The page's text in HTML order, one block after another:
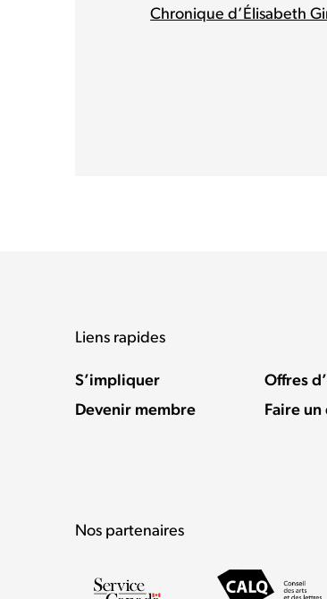
Chronique d’Élisabeth
Liens rapides
S’impliquer
Devenir membre
Offres
Faire un
Nos partenaires